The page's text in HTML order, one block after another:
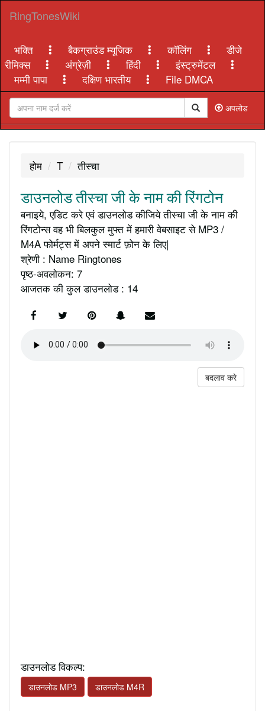
RingTonesWiki
भक्ति बैकग्राउंड म्यूजिक कॉलिंग
डीजे
रीमिक्स
अंग्रेज़ी हिंदी
इंस्ट्रुमेंटल
मम्मी पापा
दक्षिण भारतीय File DMCA
अपलोड
होम T तीस्चा
डाउनलोड तीस्चा जी के नाम की रिंगटोन
बनाइये, एडिट करे एवं डाउनलोड कीजिये तीस्चा जी के नाम की
रिंगटोन्स वह भी बिलकुल मुफ्त में हमारी वेबसाइट से MP3 /
M4A फोर्मट्स में अपने स्मार्ट फ़ोन के लिए|
श्रेणी : Name Ringtones
पृष्ठ-अवलोकन: 7
आजतक की कुल डाउनलोड : 14
बदलाव करे
डाउनलोड विकल्प:
डाउनलोड MP3 डाउनलोड M4R